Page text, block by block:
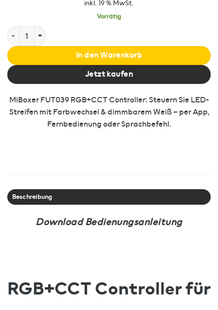
inkl. 19 % MwSt.
Vorrätig
LED-Controller | RGB+CCT | 2,4GHz | MiBoxer | FUT039 Menge
In den Warenkorb
Jetzt kaufen
MiBoxer FUT039 RGB+CCT Controller: Steuern Sie LED-
Streifen mit Farbwechsel & dimmbarem Weiß – per App,
Fernbedienung oder Sprachbefehl.
Beschreibung
Download Bedienungsanleitung
RGB+CCT Controller für